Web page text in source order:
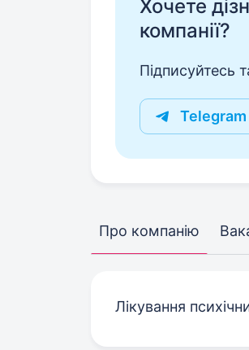
Хочете
компанії?
Підписуйтесь
Telegram
Про компанію
Лікування